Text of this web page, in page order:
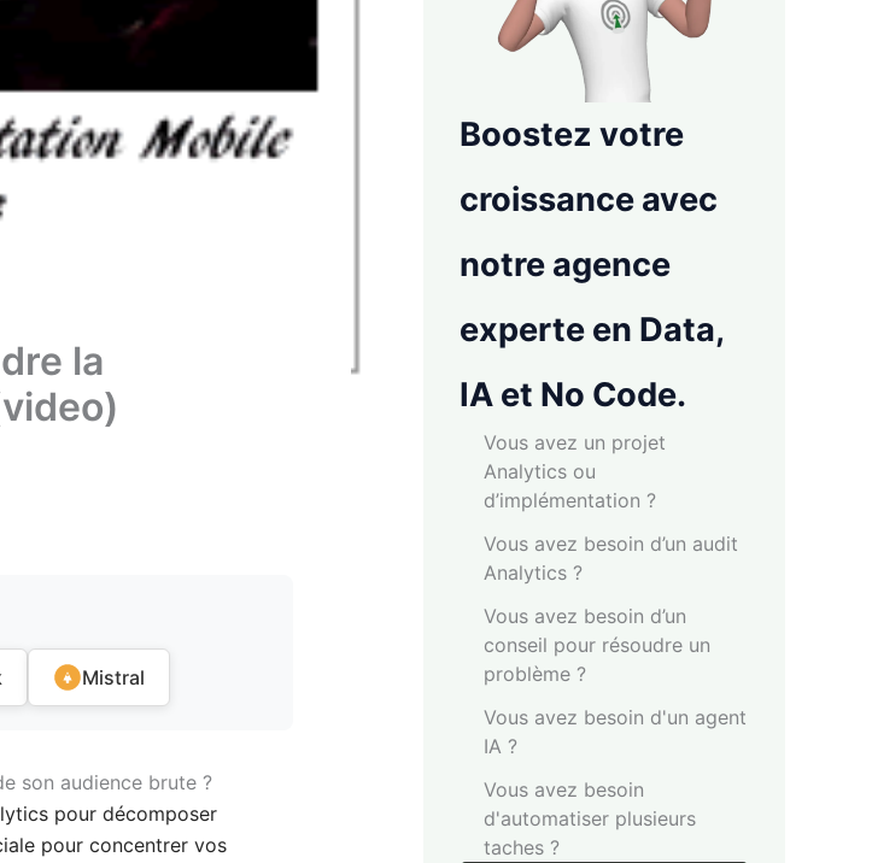
la
Mistral
son audience brute ?
pour décomposer
pour concentrer vos
Boostez votre
croissance avec
notre agence
experte en Data,
IA et No Code.
Vous avez un projet
Analytics ou
d’implémentation ?
Vous avez besoin d’un audit
Analytics ?
Vous avez besoin d’un
conseil pour résoudre un
problème ?
Vous avez besoin d'un agent
IA ?
Vous avez besoin
d'automatiser plusieurs
taches ?